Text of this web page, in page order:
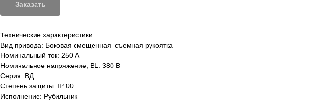
Заказать
Технические характеристики:
Вид привода: Боковая смещенная, съемная рукоятка
Номинальный ток: 250 А
Номинальное напряжение, ВL: 380 В
Серия: ВД
Степень защиты: IP 00
Исполнение: Рубильник